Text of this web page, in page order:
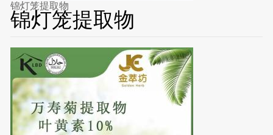
锦灯笼提取物
锦灯笼提取物